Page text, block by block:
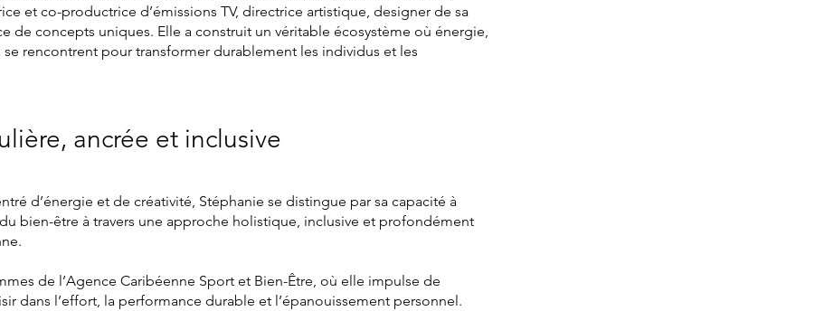
et co-productrice d’émissions TV, directrice artistique, designer de sa
de concepts uniques. Elle a construit un véritable écosystème où énergie,
rencontrent pour transformer durablement les individus et les
ancrée et inclusive
d’énergie et de créativité, Stéphanie se distingue par sa capacité à
bien-être à travers une approche holistique, inclusive et profondément
de l’Agence Caribéenne Sport et Bien-Être, où elle impulse de
dans l’effort, la performance durable et l’épanouissement personnel.